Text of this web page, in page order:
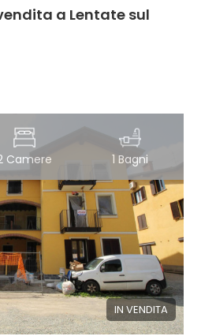
a Lentate sul
Camere 1 Bagni
IN VENDITA